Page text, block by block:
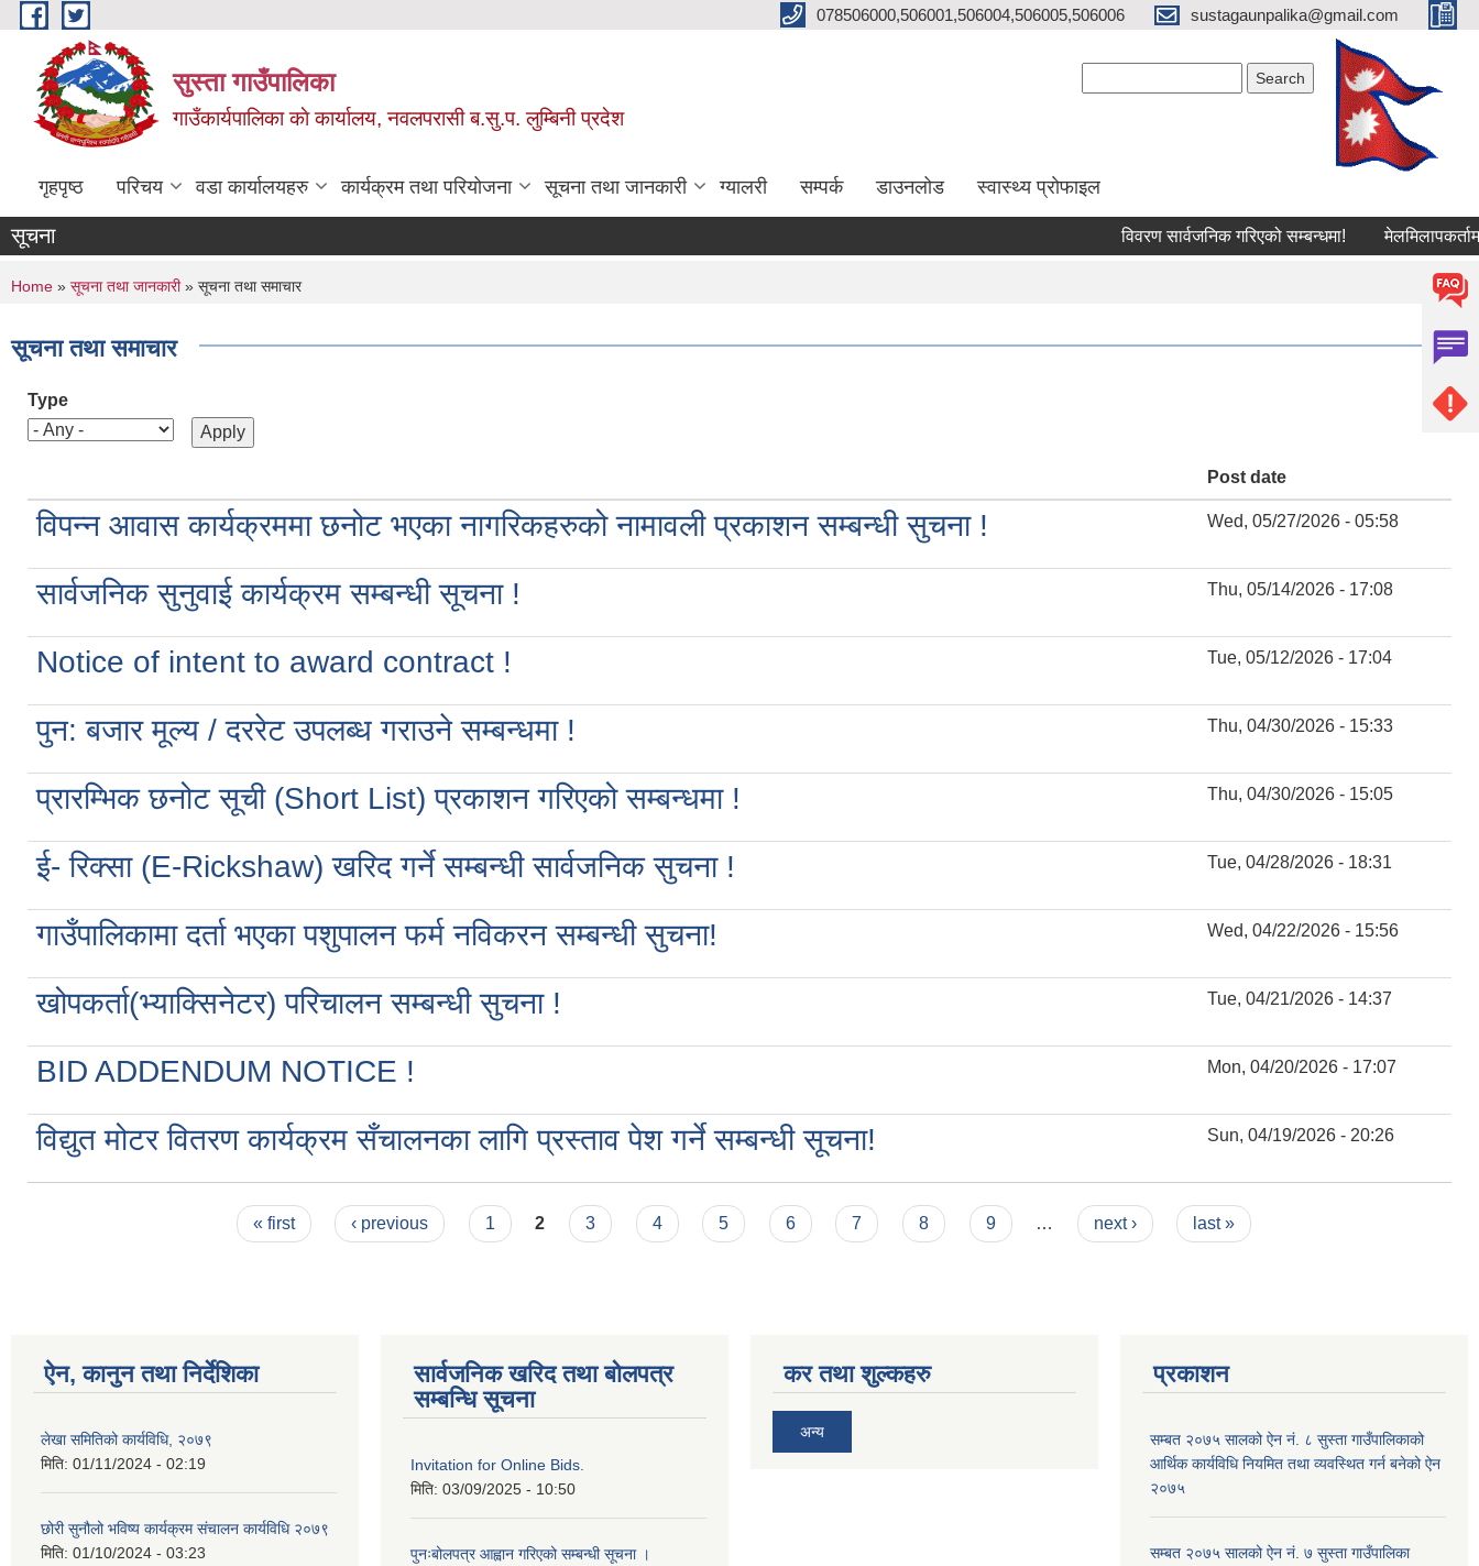
Skip to main content 078506000,506001,506004,506005,506006 sustagaunpalika@gmail.com
सुस्ता गाउँपालिका
गाउँकार्यपालिका काे कार्यालय, नवलपरासी ब.सु.प. लुम्बिनी प्रदेश
गृहपृष्ठ परिचय वडा कार्यालयहरु कार्यक्रम तथा परियोजना सूचना तथा जानकारी ग्यालरी सम्पर्क डाउनलोड स्वास्थ्य प्राेफाइल
सूचना विवरण सार्वजनिक गरिएको सम्बन्धमा! मेलमिलापकर्तामा
You are here
Home » सूचना तथा जानकारी» सूचना तथा समाचार
सूचना तथा समाचार
Type
Post date
विपन्न आवास कार्यक्रममा छनोट भएका नागरिकहरुको नामावली प्रकाशन सम्बन्धी सुचना ! Wed, 05/27/2026 - 05:58
सार्वजनिक सुनुवाई कार्यक्रम सम्बन्धी सूचना ! Thu, 05/14/2026 - 17:08
Notice of intent to award contract ! Tue, 05/12/2026 - 17:04
पुन: बजार मूल्य / दररेट उपलब्ध गराउने सम्बन्धमा ! Thu, 04/30/2026 - 15:33
प्रारम्भिक छनोट सूची (Short List) प्रकाशन गरिएको सम्बन्धमा ! Thu, 04/30/2026 - 15:05
ई- रिक्सा (E-Rickshaw) खरिद गर्ने सम्बन्धी सार्वजनिक सुचना ! Tue, 04/28/2026 - 18:31
गाउँपालिकामा दर्ता भएका पशुपालन फर्म नविकरन सम्बन्धी सुचना! Wed, 04/22/2026 - 15:56
खोपकर्ता(भ्याक्सिनेटर) परिचालन सम्बन्धी सुचना ! Tue, 04/21/2026 - 14:37
BID ADDENDUM NOTICE ! Mon, 04/20/2026 - 17:07
विद्युत मोटर वितरण कार्यक्रम सँचालनका लागि प्रस्ताव पेश गर्ने सम्बन्धी सूचना! Sun, 04/19/2026 - 20:26
« first ‹ previous 1 2 3 4 5 6 7 8 9 … next › last »
ऐन, कानुन तथा निर्देशिका
लेखा समितिको कार्यविधि, २०७९
मिति: 01/11/2024 - 02:19
छोरी सुनौलो भविष्य कार्यक्रम संचालन कार्यविधि २०७९
मिति: 01/10/2024 - 03:23
सार्वजनिक खरिद तथा बोलपत्र
सम्बन्धि सूचना
Invitation for Online Bids.
मिति: 03/09/2025 - 10:50
पुनःबोलपत्र आह्वान गरिएको सम्बन्धी सूचना ।
कर तथा शुल्कहरु
अन्य
प्रकाशन
सम्बत २०७५ सालको ऐन नं. ८ सुस्ता गाउँपालिकाको
आर्थिक कार्यविधि नियमित तथा व्यवस्थित गर्न बनेको ऐन
२०७५
सम्बत २०७५ सालको ऐन नं. ७ सुस्ता गाउँपालिका